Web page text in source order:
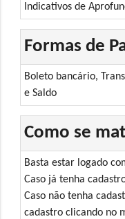
Indicativos de
Formas de
Boleto bancário,
e Saldo
Como se
Basta estar logado
Caso já tenha
Caso não tenha
cadastro clicando no